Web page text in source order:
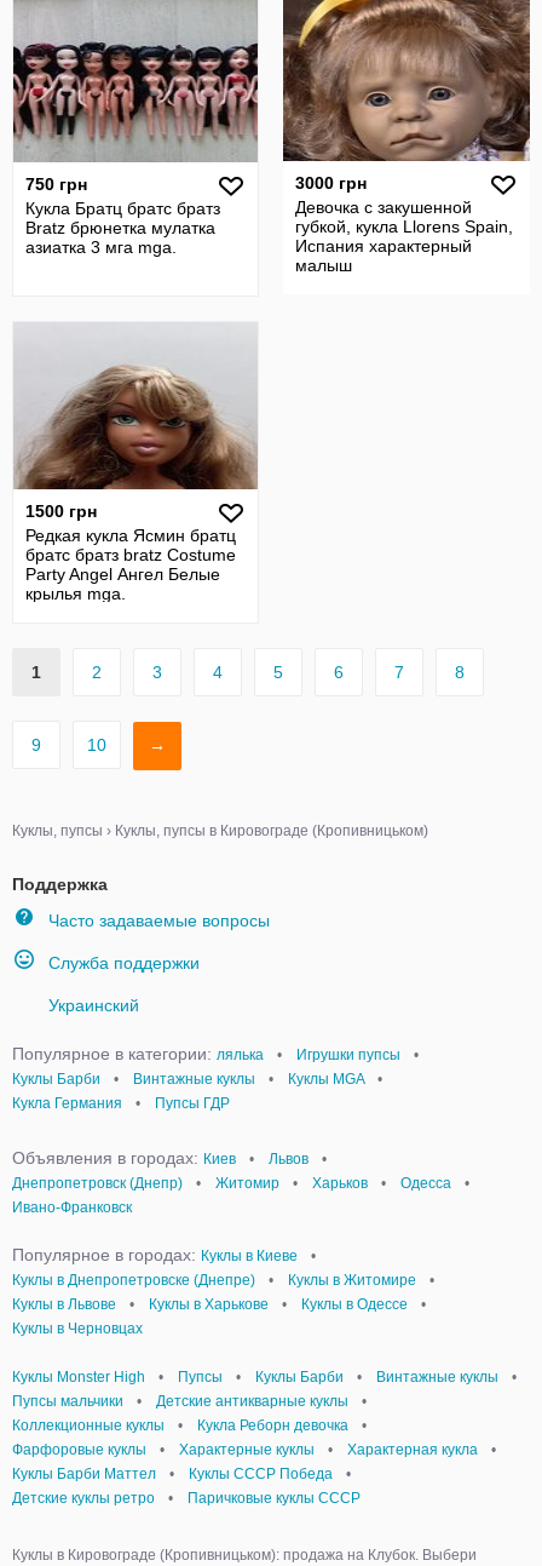
750 грн
Кукла Братц братс братз
Bratz брюнетка мулатка
азиатка 3 мга mga.
3000 грн
Девочка с закушенной
губкой, кукла Llorens Spain,
Испания характерный
малыш
1500 грн
Редкая кукла Ясмин братц
братс братз bratz Costume
Party Angel Ангел Белые
крылья mga.
1 2 3 4 5 6 7 8
9 10 →
Куклы, пупсы › Куклы, пупсы в Кировограде (Кропивницьком)
Поддержка
Часто задаваемые вопросы
Служба поддержки
Украинский
Популярное в категории: лялька • Игрушки пупсы
•
Куклы Барби
• Винтажные куклы • Куклы MGA
•
Кукла Германия
• Пупсы ГДР
Объявления в городах: Киев • Львов
•
Днепропетровск (Днепр)
• Житомир • Харьков • Одесса
•
Ивано-Франковск
Популярное в городах: Куклы в Киеве
•
Куклы в Днепропетровске (Днепре)
• Куклы в Житомире
•
Куклы в Львове
• Куклы в Харькове • Куклы в Одессе
•
Куклы в Черновцах
Куклы Monster High • Пупсы • Куклы Барби • Винтажные куклы
•
Пупсы мальчики
• Детские антикварные куклы
•
Коллекционные куклы
• Кукла Реборн девочка
•
Фарфоровые куклы
• Характерные куклы • Характерная кукла
•
Куклы Барби Маттел
• Куклы СССР Победа
•
Детские куклы ретро
• Паричковые куклы СССР
Куклы в Кировограде (Кропивницьком): продажа на Клубок. Выбери